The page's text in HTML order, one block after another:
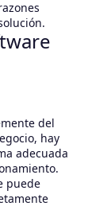
del
hay
adecuada
puede